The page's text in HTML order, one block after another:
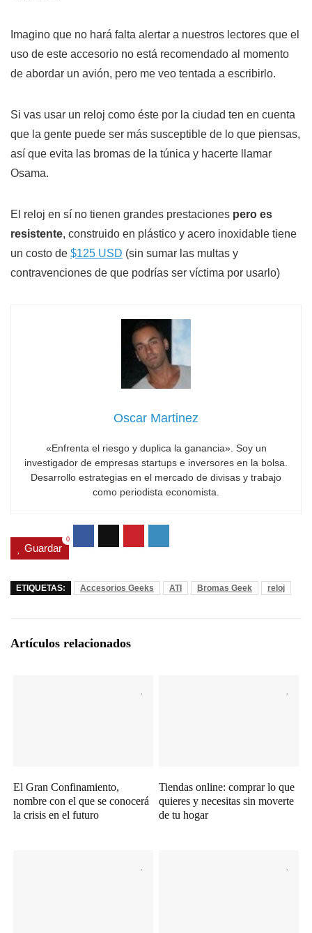
Imagino que no hará falta alertar a nuestros lectores que el
uso de este accesorio no está recomendado al momento
de abordar un avión, pero me veo tentada a escribirlo.
Si vas usar un reloj como éste por la ciudad ten en cuenta
que la gente puede ser más susceptible de lo que piensas,
así que evita las bromas de la túnica y hacerte llamar
Osama.
El reloj en sí no tienen grandes prestaciones pero es
resistente, construido en plástico y acero inoxidable tiene
un costo de $125 USD (sin sumar las multas y
contravenciones de que podrías ser víctima por usarlo)
Oscar Martinez
«Enfrenta el riesgo y duplica la ganancia». Soy un
investigador de empresas startups e inversores en la bolsa.
Desarrollo estrategias en el mercado de divisas y trabajo
como periodista economista.
Guardar
0
ETIQUETAS: Accesorios Geeks ATI Bromas Geek reloj
Artículos relacionados
El Gran Confinamiento,
nombre con el que se conocerá
la crisis en el futuro
Tiendas online: comprar lo que
quieres y necesitas sin moverte
de tu hogar